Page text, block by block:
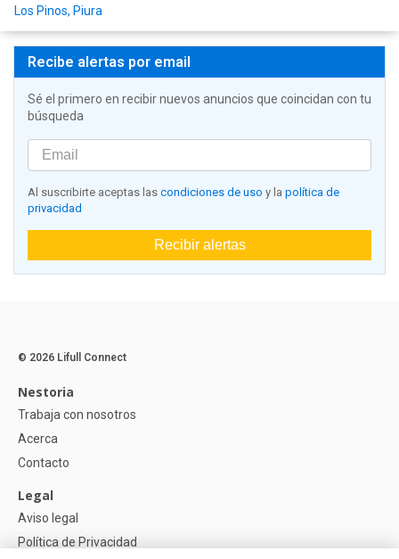
Los Pinos, Piura
Recibe alertas por email
Sé el primero en recibir nuevos anuncios que coincidan con tu
búsqueda
Al suscribirte aceptas las condiciones de uso y la política de
privacidad
Recibir alertas
© 2026 Lifull Connect
Nestoria
Trabaja con nosotros
Acerca
Contacto
Legal
Aviso legal
Política de Privacidad